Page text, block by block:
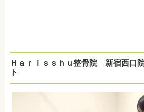
Ｈａｒｉｓｓｈｕ整骨院 新宿西口
ト